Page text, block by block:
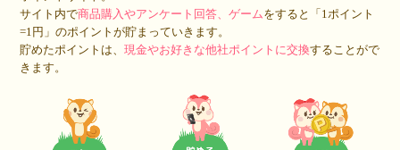
サイト内で商品購入やアンケート回答、ゲームをすると「1ポイント
=1円」のポイントが貯まっていきます。
貯めたポイントは、現金やお好きな他社ポイントに交換することがで
きます。